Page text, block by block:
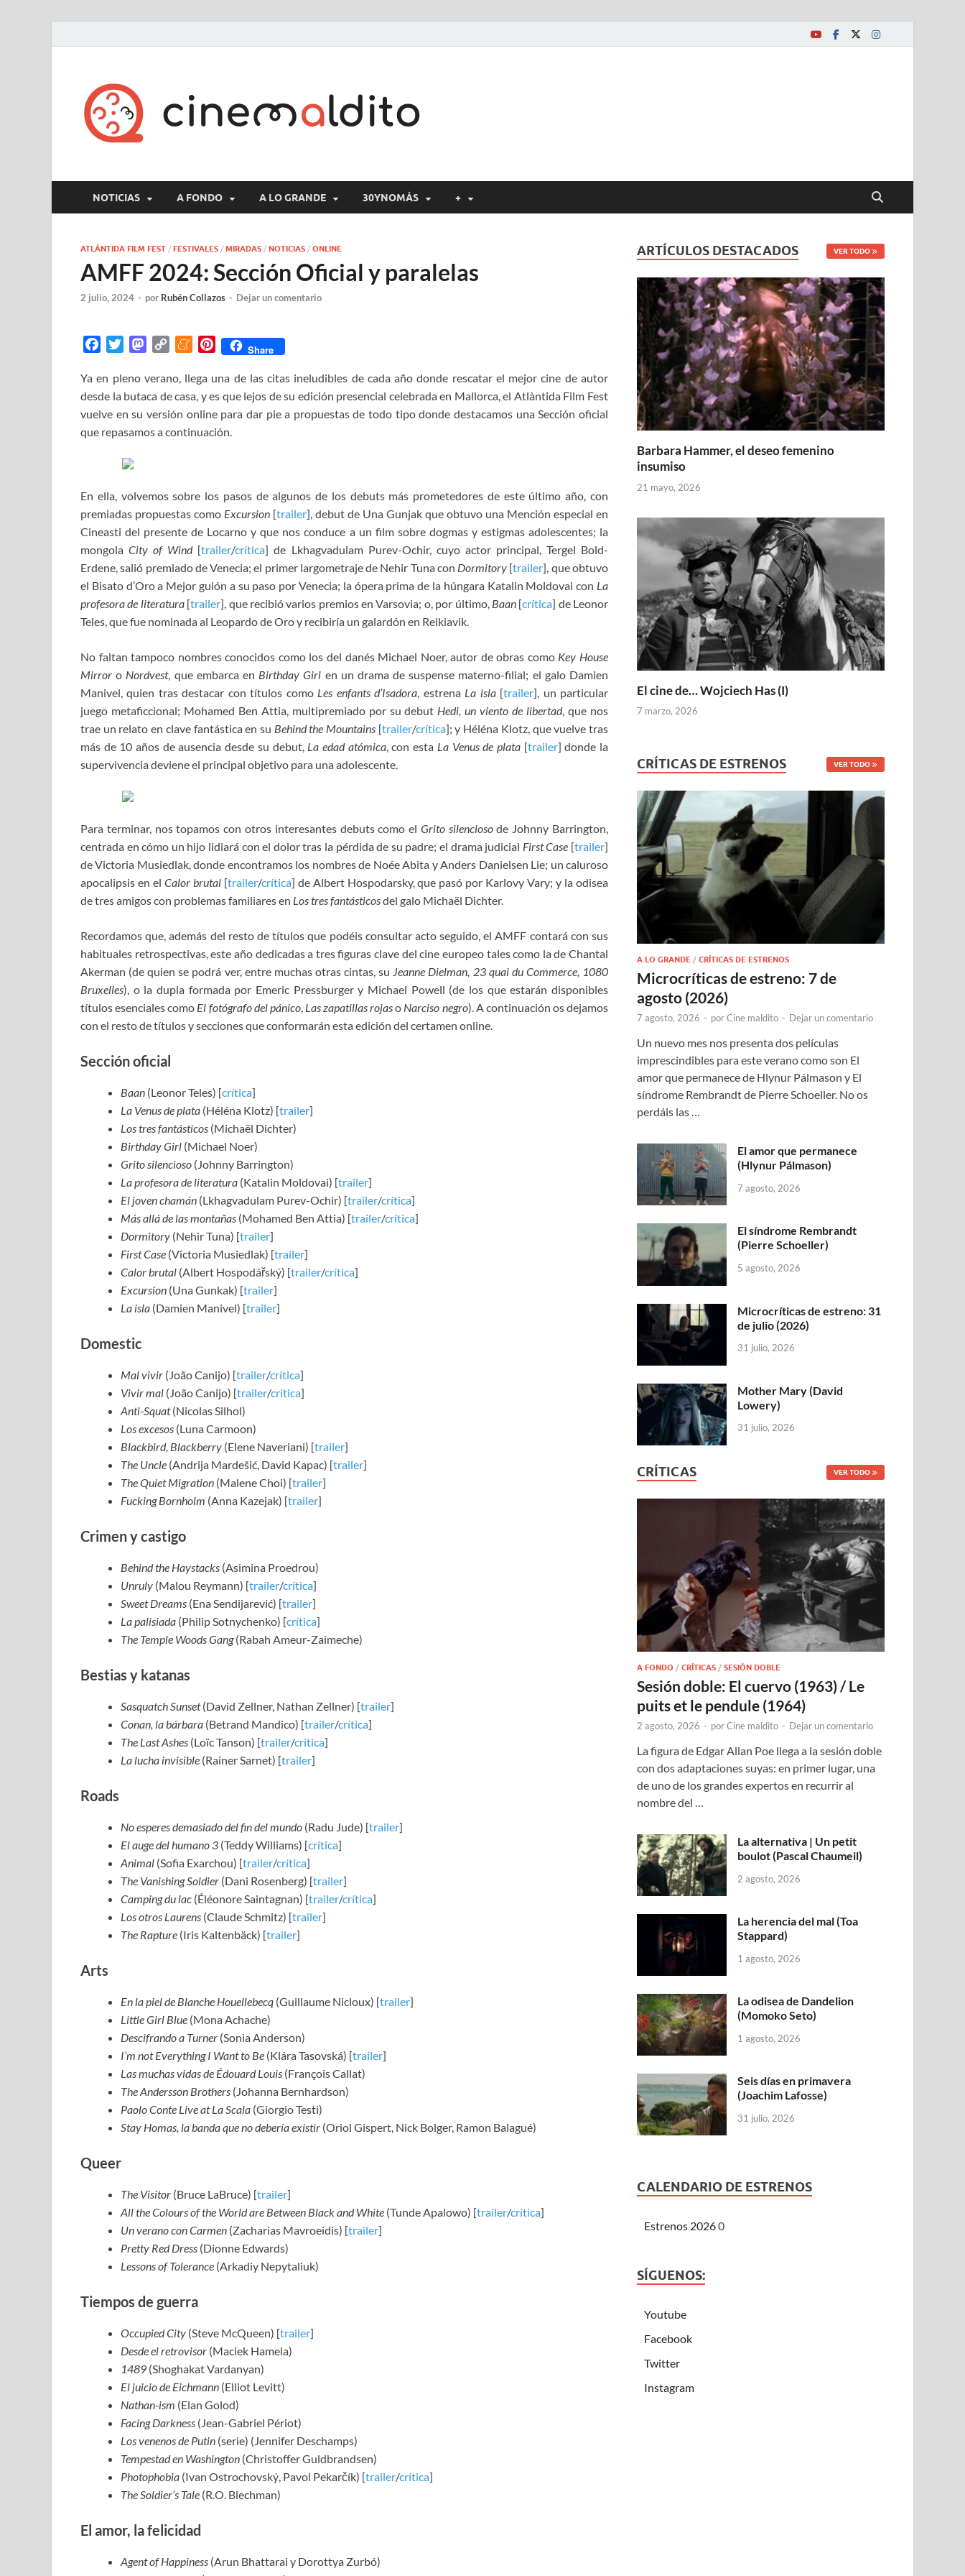
NOTICIAS A FONDO A LO GRANDE 30YNOMÁS +
ATLÁNTIDA FILM FEST / FESTIVALES / MIRADAS / NOTICIAS / ONLINE
AMFF 2024: Sección Oficial y paralelas
2 julio, 2024 - por Rubén Collazos - Dejar un comentario
c
e
b
o
i
t
t
e
M
s
t
o
d
p
y
L
i
M
n
e
a
m
P
n
t
e
r
Share
Ya en pleno verano, llega una de las citas ineludibles de cada año donde rescatar el mejor cine de autor
desde la butaca de casa, y es que lejos de su edición presencial celebrada en Mallorca, el Atlàntida Film Fest
vuelve en su versión online para dar pie a propuestas de todo tipo donde destacamos una Sección oficial
que repasamos a continuación.
En ella, volvemos sobre los pasos de algunos de los debuts más prometedores de este último año, con
premiadas propuestas como Excursion [trailer], debut de Una Gunjak que obtuvo una Mención especial en
Cineasti del presente de Locarno y que nos conduce a un film sobre dogmas y estigmas adolescentes; la
mongolaCity of Wind [trailer/crítica] de Lkhagvadulam Purev-Ochir, cuyo actor principal, Tergel Bold-
Erdene, salió premiado de Venecia; el primer largometraje de Nehir Tuna con Dormitory [trailer], que obtuvo
el Bisato d’Oro a Mejor guión a su paso por Venecia; la ópera prima de la húngara Katalin Moldovai con La
profesora de literatura[trailer], que recibió varios premios en Varsovia; o, por último, Baan [crítica] de Leonor
Teles, que fue nominada al Leopardo de Oro y recibiría un galardón en Reikiavik.
No faltan tampoco nombres conocidos como los del danés Michael Noer, autor de obras como Key House
Mirror o Nordvest, que embarca en Birthday Girl en un drama de suspense materno-filial; el galo Damien
Manivel, quien tras destacar con títulos como Les enfants d’Isadora, estrena La isla [trailer], un particular
juego metaficcional; Mohamed Ben Attia, multipremiado por su debut Hedi, un viento de libertad, que nos
trae un relato en clave fantástica en su Behind the Mountains [trailer/crítica]; y Héléna Klotz, que vuelve tras
más de 10 años de ausencia desde su debut, La edad atómica, con esta La Venus de plata[trailer] donde la
supervivencia deviene el principal objetivo para una adolescente.
Para terminar, nos topamos con otros interesantes debuts como el Grito silenciosode Johnny Barrington,
centrada en cómo un hijo lidiará con el dolor tras la pérdida de su padre; el drama judicial First Case [trailer]
de Victoria Musiedlak, donde encontramos los nombres de Noée Abita y Anders Danielsen Lie; un caluroso
apocalipsis en el Calor brutal [trailer/crítica] de Albert Hospodarsky, que pasó por Karlovy Vary; y la odisea
de tres amigos con problemas familiares en Los tres fantásticosdel galo Michaël Dichter.
Recordamos que, además del resto de títulos que podéis consultar acto seguido, el AMFF contará con sus
habituales retrospectivas, este año dedicadas a tres figuras clave del cine europeo tales como la de Chantal
Akerman (de quien se podrá ver, entre muchas otras cintas, su Jeanne Dielman, 23 quai du Commerce, 1080
Bruxelles), o la dupla formada por Emeric Pressburger y Michael Powell (de los que estarán disponibles
títulos esenciales como El fotógrafo del pánico, Las zapatillas rojaso Narciso negro). A continuación os dejamos
con el resto de títulos y secciones que conformarán esta edición del certamen online.
Sección oficial
Baan (Leonor Teles) [crítica]
La Venus de plata (Héléna Klotz) [trailer]
Los tres fantásticos (Michaël Dichter)
Birthday Girl (Michael Noer)
Grito silencioso (Johnny Barrington)
La profesora de literatura (Katalin Moldovai) [trailer]
El joven chamán (Lkhagvadulam Purev-Ochir) [trailer/crítica]
Más allá de las montañas (Mohamed Ben Attia) [trailer/crítica]
Dormitory (Nehir Tuna) [trailer]
First Case (Victoria Musiedlak) [trailer]
Calor brutal (Albert Hospodářský) [trailer/crítica]
Excursion (Una Gunkak) [trailer]
La isla (Damien Manivel) [trailer]
Domestic
Mal vivir (João Canijo) [trailer/crítica]
Vivir mal (João Canijo) [trailer/crítica]
Anti-Squat(Nicolas Silhol)
Los excesos (Luna Carmoon)
Blackbird, Blackberry (Elene Naveriani) [trailer]
The Uncle (Andrija Mardešić, David Kapac) [trailer]
The Quiet Migration (Malene Choi) [trailer]
Fucking Bornholm (Anna Kazejak) [trailer]
Crimen y castigo
Behind the Haystacks (Asimina Proedrou)
Unruly (Malou Reymann) [trailer/crítica]
Sweet Dreams (Ena Sendijarević) [trailer]
La palisiada (Philip Sotnychenko) [crítica]
The Temple Woods Gang(Rabah Ameur-Zaimeche)
Bestias y katanas
Sasquatch Sunset(David Zellner, Nathan Zellner) [trailer]
Conan, la bárbara (Betrand Mandico) [trailer/crítica]
The Last Ashes (Loïc Tanson) [trailer/crítica]
La lucha invisible (Rainer Sarnet) [trailer]
Roads
No esperes demasiado del fin del mundo (Radu Jude) [trailer]
El auge del humano 3 (Teddy Williams) [crítica]
Animal (Sofia Exarchou) [trailer/crítica]
The Vanishing Soldier (Dani Rosenberg) [trailer]
Camping du lac (Éléonore Saintagnan) [trailer/crítica]
Los otros Laurens (Claude Schmitz) [trailer]
The Rapture (Iris Kaltenbäck) [trailer]
Arts
En la piel de Blanche Houellebecq (Guillaume Nicloux) [trailer]
Little Girl Blue (Mona Achache)
Descifrando a Turner (Sonia Anderson)
I’m not Everything I Want to Be (Klára Tasovská) [trailer]
Las muchas vidas de Édouard Louis (François Callat)
The Andersson Brothers (Johanna Bernhardson)
Paolo Conte Live at La Scala (Giorgio Testi)
Stay Homas, la banda que no debería existir (Oriol Gispert, Nick Bolger, Ramon Balagué)
Queer
The Visitor (Bruce LaBruce) [trailer]
All the Colours of the World are Between Black and White (Tunde Apalowo) [trailer/crítica]
Un verano con Carmen (Zacharias Mavroeidis) [trailer]
Pretty Red Dress (Dionne Edwards)
Lessons of Tolerance (Arkadiy Nepytaliuk)
Tiempos de guerra
Occupied City (Steve McQueen) [trailer]
Desde el retrovisor (Maciek Hamela)
1489 (Shoghakat Vardanyan)
El juicio de Eichmann (Elliot Levitt)
Nathan-ism (Elan Golod)
Facing Darkness (Jean-Gabriel Périot)
Los venenos de Putin (serie) (Jennifer Deschamps)
Tempestad en Washington (Christoffer Guldbrandsen)
Photophobia (Ivan Ostrochovský, Pavol Pekarčík) [trailer/crítica]
The Soldier’s Tale (R.O. Blechman)
El amor, la felicidad
Agent of Happiness (Arun Bhattarai y Dorottya Zurbó)
ARTÍCULOS DESTACADOS VER TODO
Barbara Hammer, el deseo femenino
insumiso
21 mayo, 2026
El cine de… Wojciech Has (I)
7 marzo, 2026
CRÍTICAS DE ESTRENOS VER TODO
A LO GRANDE /CRÍTICAS DE ESTRENOS
Microcríticas de estreno: 7 de
agosto (2026)
7 agosto, 2026 - porCine maldito - Dejar un comentario
Un nuevo mes nos presenta dos películas
imprescindibles para este verano como son El
amor que permanece de Hlynur Pálmason y El
síndrome Rembrandt de Pierre Schoeller. No os
perdáis las …
El amor que permanece
(Hlynur Pálmason)
7 agosto, 2026
El síndrome Rembrandt
(Pierre Schoeller)
5 agosto, 2026
Microcríticas de estreno: 31
de julio (2026)
31 julio, 2026
Mother Mary (David
Lowery)
31 julio, 2026
CRÍTICAS VER TODO
A FONDO /CRÍTICAS /SESIÓN DOBLE
Sesión doble: El cuervo (1963) / Le
puits et le pendule (1964)
2 agosto, 2026 - porCine maldito - Dejar un comentario
La figura de Edgar Allan Poe llega a la sesión doble
con dos adaptaciones suyas: en primer lugar, una
de uno de los grandes expertos en recurrir al
nombre del …
La alternativa | Un petit
boulot (Pascal Chaumeil)
2 agosto, 2026
La herencia del mal (Toa
Stappard)
1 agosto, 2026
La odisea de Dandelion
(Momoko Seto)
1 agosto, 2026
Seis días en primavera
(Joachim Lafosse)
31 julio, 2026
CALENDARIO DE ESTRENOS
Estrenos 20260
SÍGUENOS:
Youtube
Facebook
Twitter
Instagram